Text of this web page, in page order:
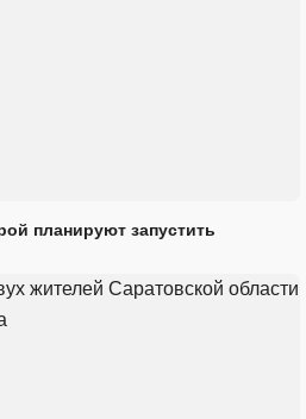
планируют запустить